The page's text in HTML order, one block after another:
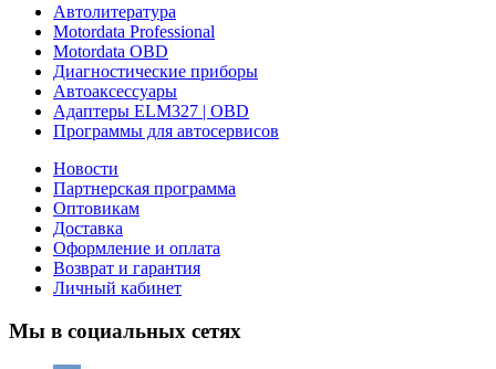
Автолитература
Motordata Professional
Motordata OBD
Диагностические приборы
Автоаксессуары
Адаптеры ELM327 | OBD
Программы для автосервисов
Новости
Партнерская программа
Оптовикам
Доставка
Оформление и оплата
Возврат и гарантия
Личный кабинет
Мы в социальных сетях